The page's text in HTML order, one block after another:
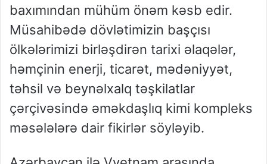
baxımından mühüm önəm kəsb edir.
Müsahibədə dövlətimizin başçısı
ölkələrimizi birləşdirən tarixi əlaqələr,
həmçinin enerji, ticarət, mədəniyyət,
təhsil və beynəlxalq təşkilatlar
çərçivəsində əməkdaşlıq kimi kompleks
məsələlərə dair fikirlər söyləyib.